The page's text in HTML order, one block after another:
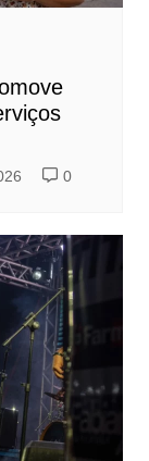
0